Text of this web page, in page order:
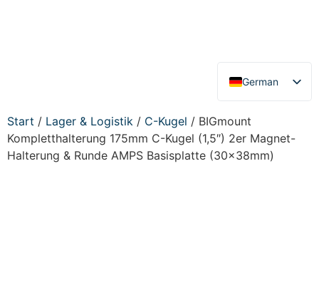
German
English
Start / Lager & Logistik / C-Kugel / BIGmount
Kompletthalterung 175mm C-Kugel (1,5″) 2er Magnet-
Halterung & Runde AMPS Basisplatte (30x38mm)